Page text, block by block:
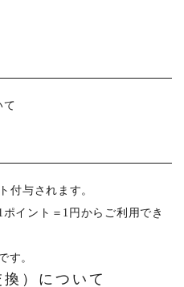
て
付与されます。
イント＝1円からご利用でき
す。
）について